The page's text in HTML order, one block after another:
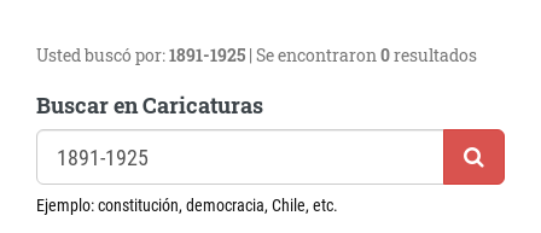
Usted buscó por:1891-1925 | Se encontraron0resultados
Buscar en Caricaturas
Ejemplo: constitución, democracia, Chile, etc.